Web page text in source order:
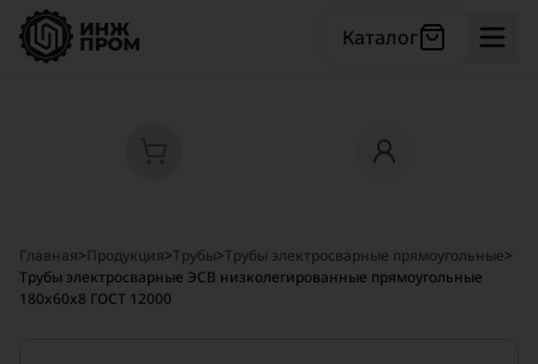
Каталог
Главная>Продукция> Трубы> Трубы электросварные прямоугольные>
Трубы электросварные ЭСВ низколегированные прямоугольные
180x60x8 ГОСТ 12000